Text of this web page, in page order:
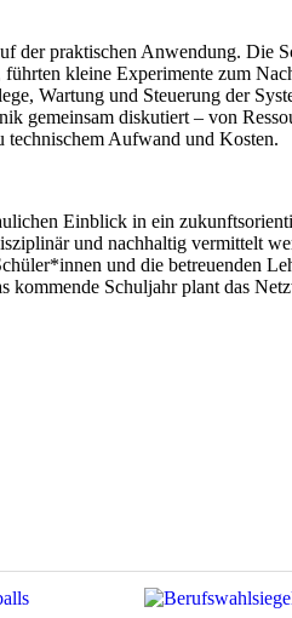
der praktischen Anwendung. Die
führten kleine Experimente zum
Wartung und Steuerung der
gemeinsam diskutiert – von
Aufwand und Kosten.
Einblick in ein
und nachhaltig vermittelt
und die betreuenden
kommende Schuljahr plant das